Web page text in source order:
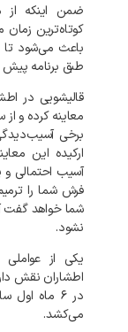
ضمن اینکه از
کوتاه‌ترین
باعث می‌شود تا
طبق برنامه پیش
قالیشویی در
معاینه کرده و
برخی
ارکیده این
آسیب احتمالی و
فرش شما را
شما خواهد گفت
نشود.
یکی از
اطشاران نقش
می‌کشد.